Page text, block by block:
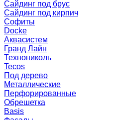
Сайдинг под брус
Сайдинг под кирпич
Софиты
Docke
Аквасистем
Гранд Лайн
Технониколь
Tecos
Под дерево
Металлические
Перфорированные
Обрешетка
Basis